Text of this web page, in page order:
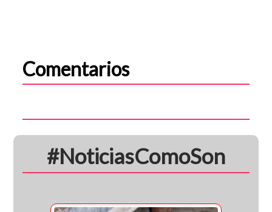
Comentarios
#NoticiasComoSon